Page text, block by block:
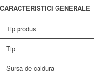
CARACTERISTICI GENERALE
Tip produs
Tip
Sursa de caldura